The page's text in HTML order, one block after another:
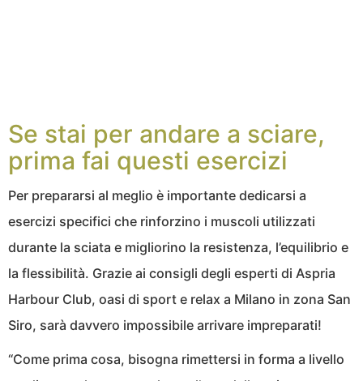
Se stai per andare a sciare,
prima fai questi esercizi
Per prepararsi al meglio è importante dedicarsi a
esercizi specifici che rinforzino i muscoli utilizzati
durante la sciata e migliorino la resistenza, l’equilibrio e
la flessibilità. Grazie ai consigli degli esperti di Aspria
Harbour Club, oasi di sport e relax a Milano in zona San
Siro, sarà davvero impossibile arrivare impreparati!
“Come prima cosa, bisogna rimettersi in forma a livello